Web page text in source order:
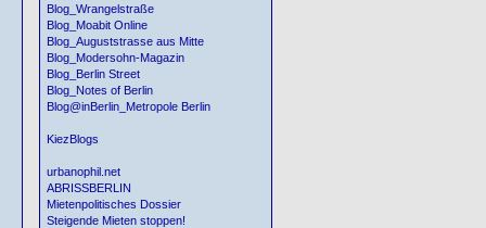
Blog_Wrangelstraße
Blog_Moabit Online
Blog_Auguststrasse aus Mitte
Blog_Modersohn-Magazin
Blog_Berlin Street
Blog_Notes of Berlin
Blog@inBerlin_Metropole Berlin
KiezBlogs
urbanophil.net
ABRISSBERLIN
Mietenpolitisches Dossier
Steigende Mieten stoppen!